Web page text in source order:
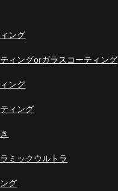
ング
ィングorガラスコーティング
ング
ィング
ミックウルトラ
グ